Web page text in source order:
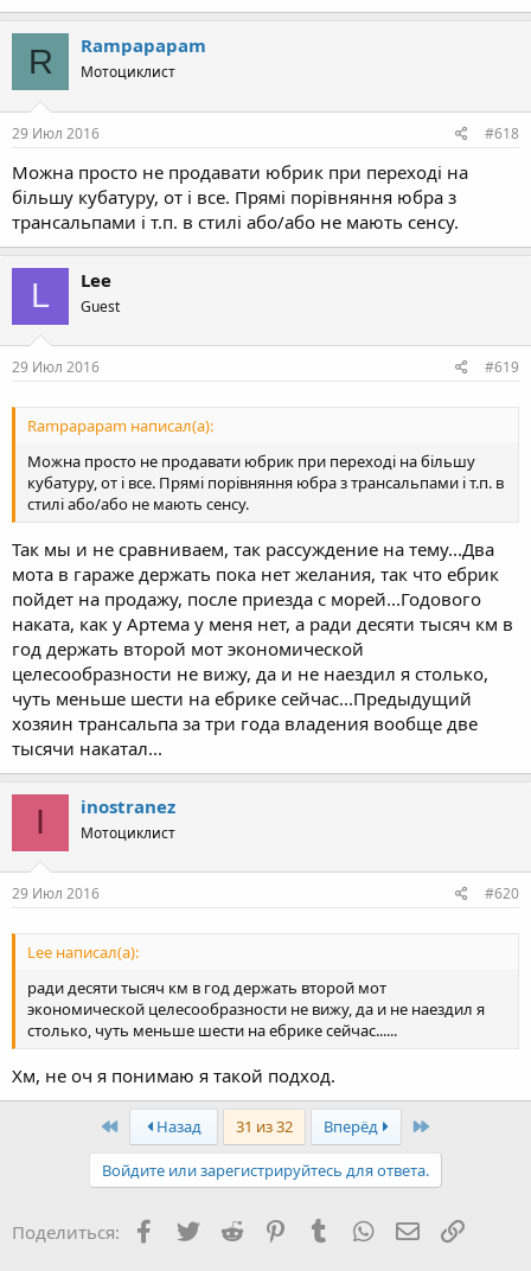
R Rampapapam
Мотоциклист
29 Июл 2016 #618
Можна просто не продавати юбрик при переході на
більшу кубатуру, от і все. Прямі порівняння юбра з
трансальпами і т.п. в стилі або/або не мають сенсу.
L Lee
Guest
29 Июл 2016 #619
Rampapapam написал(а):
Можна просто не продавати юбрик при переході на більшу
кубатуру, от і все. Прямі порівняння юбра з трансальпами і т.п. в
стилі або/або не мають сенсу.
Так мы и не сравниваем, так рассуждение на тему...Два
мота в гараже держать пока нет желания, так что ебрик
пойдет на продажу, после приезда с морей...Годового
наката, как у Артема у меня нет, а ради десяти тысяч км в
год держать второй мот экономической
целесообразности не вижу, да и не наездил я столько,
чуть меньше шести на ебрике сейчас...Предыдущий
хозяин трансальпа за три года владения вообще две
тысячи накатал...
I inostranez
Мотоциклист
29 Июл 2016 #620
Lee написал(а):
ради десяти тысяч км в год держать второй мот
экономической целесообразности не вижу, да и не наездил я
столько, чуть меньше шести на ебрике сейчас......
Хм, не оч я понимаю я такой подход.
First Назад 31 из 32 Вперёд Last
Войдите или зарегистрируйтесь для ответа.
Поделиться: Facebook
TwitterReddit PinterestTumblr WhatsApp Ссылка